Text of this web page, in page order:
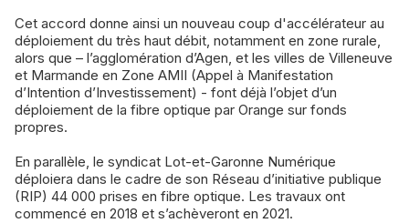
Cet accord donne ainsi un nouveau coup d'accélérateur au
déploiement du très haut débit, notamment en zone rurale,
alors que – l’agglomération d’Agen, et les villes de Villeneuve
et Marmande en Zone AMII (Appel à Manifestation
d’Intention d’Investissement) - font déjà l’objet d’un
déploiement de la fibre optique par Orange sur fonds
propres.
En parallèle, le syndicat Lot-et-Garonne Numérique
déploiera dans le cadre de son Réseau d’initiative publique
(RIP) 44 000 prises en fibre optique. Les travaux ont
commencé en 2018 et s’achèveront en 2021.